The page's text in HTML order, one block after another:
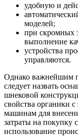
удобную и
моделей;
при скромных
выполнение
устройства
управляются.
Однако важнейшим
следует назвать
шнековой
свойства органики
машинам для
затраты на покупку
использование